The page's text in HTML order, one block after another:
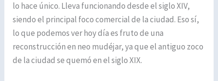
lo hace único. Lleva funcionando desde el siglo XIV,
siendo el principal foco comercial de la ciudad. Eso sí,
lo que podemos ver hoy día es fruto de una
reconstrucción en neo mudéjar, ya que el antiguo zoco
de la ciudad se quemó en el siglo XIX.